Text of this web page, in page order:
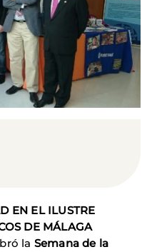
EN EL ILUSTRE
DE MÁLAGA
la Semana de la